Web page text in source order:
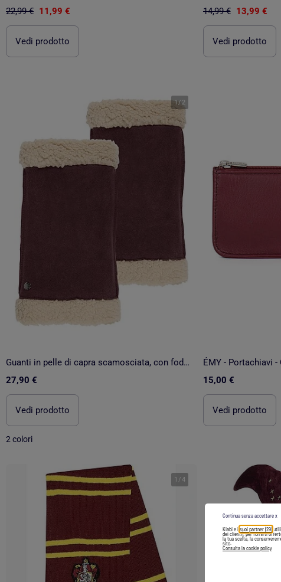
Kiabi e i suoi partner (29)
dei clienti), per fornirti
la tua scelta, la
sito.
Consulta la cookie policy
Continua senza accettare x
22,99 € 11,99 €
Vedi prodotto
14,99 € 13,99 €
Vedi prodotto
1/ 2
Guanti in pelle di capra scamosciata, con fodera in finta pelliccia donna Isotoner
27,90 €
Vedi prodotto
2 colori
ÉMY - Portachiavi -
15,00 €
Vedi prodotto
1 /4